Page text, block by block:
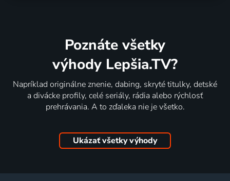
Poznáte všetky
výhody Lepšia.TV?
Napríklad originálne znenie, dabing, skryté titulky, detské
a divácke profily, celé seriály, rádia alebo rýchlosť
prehrávania. A to zďaleka nie je všetko.
Ukázať všetky výhody